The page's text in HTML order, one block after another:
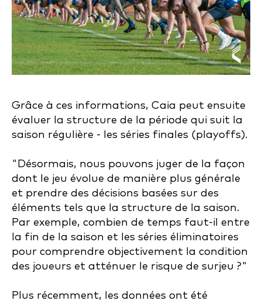
Grâce à ces informations, Caia peut ensuite
évaluer la structure de la période qui suit la
saison régulière - les séries finales (playoffs).
"Désormais, nous pouvons juger de la façon
dont le jeu évolue de manière plus générale
et prendre des décisions basées sur des
éléments tels que la structure de la saison.
Par exemple, combien de temps faut-il entre
la fin de la saison et les séries éliminatoires
pour comprendre objectivement la condition
des joueurs et atténuer le risque de surjeu ?"
Plus récemment, les données ont été